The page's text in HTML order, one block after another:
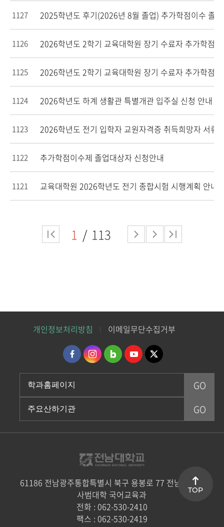
1127 2025학년도 후기(2026년 8월 졸업) 추가학점이수 졸
1126 2026학년도 2학기 교육대학원 장기 수료자 추가학점
1125 2026학년도 2학기 교육대학원 장기 수료자 추가학점
1124 2026학년도 하계 생활관 특별개관 입주실 신청 안내
1123 2026학년도 전기 입학자 교원자격증 취득희망자 서류
1122 추가학점이수제 졸업대상자 신청안내
1121 교육대학원 2026학년도 전기 종합시험 시행계획 안내
1 113
개인정보처리방침 이메일무단수집거부
61186 전남광주통합특별시 북구 용봉로 77 전남대학교
사범대학 국어교육과
전화 : 062-530-2410
팩스 : 062-530-2419
TOP